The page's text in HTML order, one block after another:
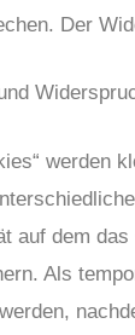
Der
werden
auf dem
Als